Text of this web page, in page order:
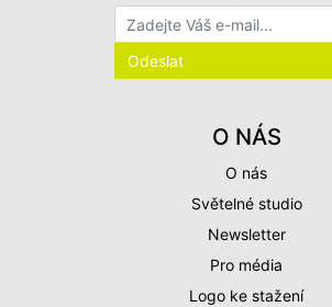
O NÁS
O nás
Světelné studio
Newsletter
Pro média
Logo ke stažení